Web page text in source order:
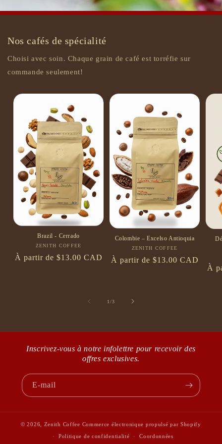
Nos cafés de spécialité
Choisi avec soin. Chaque grain de café est torréfie sur
commande seulement!
Brazil - Cerrado
Fournisseur :
ZENITH COFFEE
Prix
À partir de $13.00 CAD
Colombie – Excelso Antioquia
Fournisseur :
ZENITH COFFEE
Prix
À partir de $13.00 CAD
Prix
À
1/de
3
Inscrivez-vous à notre infolettre pour recevoir des
offres exclusives.
E-mail
© 2026, Zenith Coffee Commerce électronique propulsé par Shopify
Politique de confidentialité
Coordonnées